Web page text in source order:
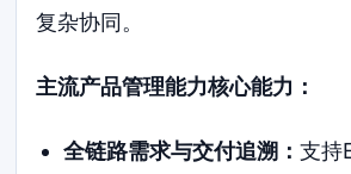
复杂协同。
主流产品管理能力核心能力：
全链路需求与交付追溯： 支持